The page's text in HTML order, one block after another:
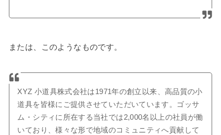
または、このようなものです。
XYZ 小道具株式会社は1971年の創立以来、高品質の小
道具を皆様にご提供させていただいています。ゴッサ
ム・シティに所在する当社では2,000名以上の社員が働
いており、様々な形で地域のコミュニティへ貢献して